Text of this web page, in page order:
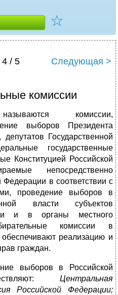
☆
4 / 5 Следующая >
комиссии
комиссии,
выборов Президента
Государственной
государственные
Конституцией Российской
непосредственно
в соответствии с
проведение выборов в
власти субъектов
и в органы местного
комиссии в
реализацию и
граждан.
выборов в Российской
Центральная
Российской Федерации;